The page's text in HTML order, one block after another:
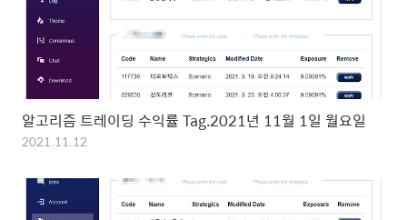
알고리즘 트레이딩 수익률 Tag.2021년 11월 1일 월요일
2021.11.12